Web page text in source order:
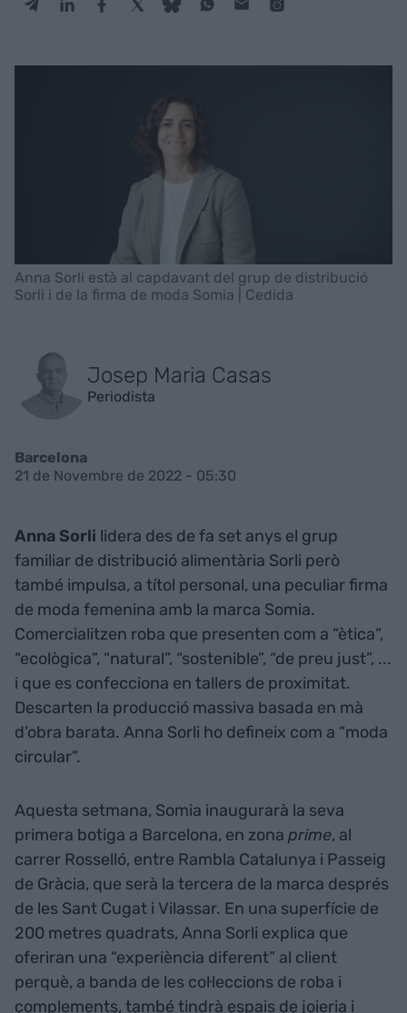
Anna Sorli està al capdavant del grup de distribució
Sorli i de la firma de moda Somia | Cedida
Josep Maria Casas
Periodista
Barcelona
21 de Novembre de 2022 - 05:30
Anna Sorli lidera des de fa set anys el grup
familiar de distribució alimentària Sorli però
també impulsa, a títol personal, una peculiar firma
de moda femenina amb la marca Somia.
Comercialitzen roba que presenten com a “ètica”,
“ecològica”, “natural”, “sostenible”, “de preu just”, ...
i que es confecciona en tallers de proximitat.
Descarten la producció massiva basada en mà
d’obra barata. Anna Sorli ho defineix com a “moda
circular”.
Aquesta setmana, Somia inaugurarà la seva
primera botiga a Barcelona, en zona prime, al
carrer Rosselló, entre Rambla Catalunya i Passeig
de Gràcia, que serà la tercera de la marca després
de les Sant Cugat i Vilassar. En una superfície de
200 metres quadrats, Anna Sorli explica que
oferiran una “experiència diferent” al client
perquè, a banda de les col·leccions de roba i
complements, també tindrà espais de joieria i